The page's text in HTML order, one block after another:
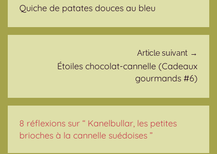
Quiche de patates douces au bleu
Article suivant
Étoiles chocolat-cannelle (Cadeaux
gourmands #6)
8 réflexions sur “ Kanelbullar, les petites
brioches à la cannelle suédoises ”